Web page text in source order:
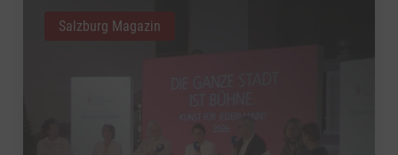
Salzburg Magazin